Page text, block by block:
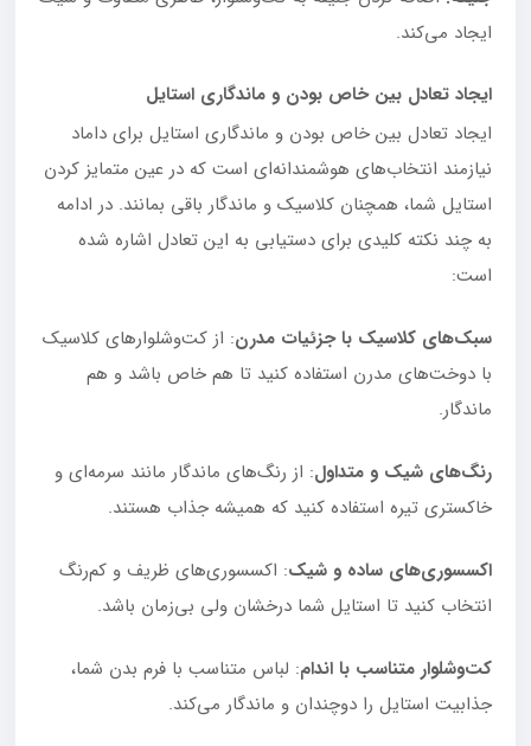
ایجاد می‌کند.
ایجاد تعادل بین خاص بودن و ماندگاری استایل
ایجاد تعادل بین خاص بودن و ماندگاری استایل برای داماد
نیازمند انتخاب‌های هوشمندانه‌ای است که در عین متمایز کردن
استایل شما، همچنان کلاسیک و ماندگار باقی بمانند. در ادامه
به چند نکته کلیدی برای دستیابی به این تعادل اشاره شده
است:
سبک‌های کلاسیک با جزئیات مدرن: از کت‌وشلوارهای کلاسیک
با دوخت‌های مدرن استفاده کنید تا هم خاص باشد و هم
ماندگار.
رنگ‌های شیک و متداول: از رنگ‌های ماندگار مانند سرمه‌ای و
خاکستری تیره استفاده کنید که همیشه جذاب هستند.
اکسسوری‌های ساده و شیک: اکسسوری‌های ظریف و کم‌رنگ
انتخاب کنید تا استایل شما درخشان ولی بی‌زمان باشد.
کت‌وشلوار متناسب با اندام: لباس متناسب با فرم بدن شما،
جذابیت استایل را دوچندان و ماندگار می‌کند.